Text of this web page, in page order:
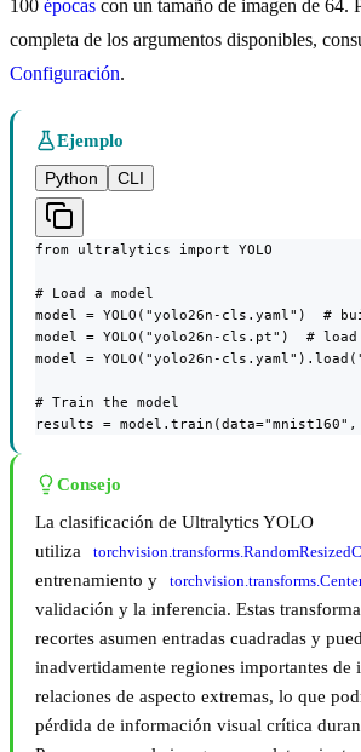
100 épocas con un tamaño de imagen de 64.
completa de los argumentos disponibles,
Configuración.
Ejemplo
Python
CLI
from ultralytics import YOLO
# Load a model
model = YOLO("yolo26n-cls.yaml")  #
model = YOLO("yolo26n-cls.pt")  #
model = YOLO("yolo26n-
# Train the model
results = model.train(data="mnist160",
Consejo
La clasificación de Ultralytics YOLO
utiliza
entrenamiento y
validación y la inferencia. Estas
recortes asumen entradas cuadradas y
inadvertidamente regiones importantes de
relaciones de aspecto extremas, lo que
pérdida de información visual crítica